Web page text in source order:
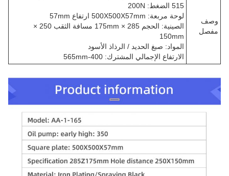
وصف
مفصل
515 الضغط: 200N
لوحة مربعة: 500X500X57mm ارتفاع 57mm
الصينية: الحجم 285 × 175mm مسافة الثقب 250 ×
150mm
المواد: صبغ الحديد / الرذاذ الأسود
الارتفاع الإجمالي المشترك: 400-565mm